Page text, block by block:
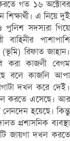
গত ১৬ অক্টোবর
এ নিয়ে দুই
পুলিশ সদস্যরা গিয়ে
বাহিনীর পাশাপাশি
রিফাত জাহান।
করা কাজলী বেগম
বলে কাজলি আপা
দখল করে দেই।
করতে এসেছে। আর
হয়েছে। কিন্তু
প্রশাসনিক ব্যবস্থা
জায়গা দখল করতে